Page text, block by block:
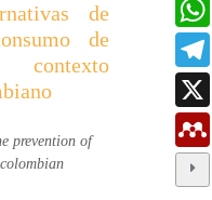
de
de
prevention of